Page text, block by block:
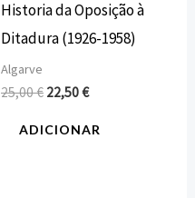
Historia da Oposição à
Ditadura (1926-1958)
Algarve
25,00€ 22,50€
ADICIONAR